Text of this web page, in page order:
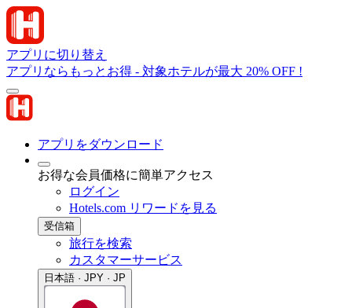
アプリに切り替え
アプリならもっとお得 - 対象ホテルが最大 20% OFF !
アプリをダウンロード
お得な会員価格に簡単アクセス
ログイン
Hotels.com リワードを見る
受信箱
旅行を検索
カスタマーサービス
日本語 · JPY · JP